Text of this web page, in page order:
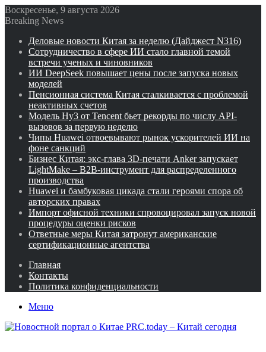
Воскресенье, 9 августа 2026
Breaking News
Деловые новости Китая за неделю (Дайджест N316)
Сотрудничество в сфере ИИ стало главной темой
встречи ученых и чиновников
ИИ DeepSeek повышает цены после запуска новых
моделей
Пенсионная система Китая сталкивается с проблемой
неактивных счетов
Модель Hy3 от Tencent бьет рекорды по числу API-
вызовов за первую неделю
Чипы Huawei отвоевывают рынок ускорителей ИИ на
фоне санкций
Бизнес Китая: экс-глава 3D-печати Anker запускает
LightMake – B2B-инструмент для распределенного
производства
Huawei и бамбуковая цикада стали героями спора об
авторских правах
Импорт офисной техники спровоцировал запуск новой
процедуры оценки рисков
Ответные меры Китая затронут американские
сертификационные агентства
Главная
Контакты
Политика конфиденциальности
Меню